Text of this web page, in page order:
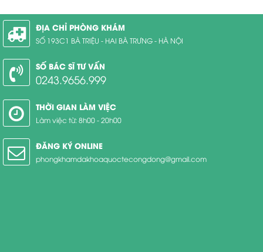
ĐỊA CHỈ PHÒNG KHÁM
SỐ 193C1 BÀ TRIỆU - HAI BÀ TRƯNG - HÀ NỘI
SỐ BÁC SĨ TƯ VẤN
0243.9656.999
THỜI GIAN LÀM VIỆC
Làm việc từ: 8h00 - 20h00
ĐĂNG KÝ ONLINE
phongkhamdakhoaquoctecongdong@gmail.com